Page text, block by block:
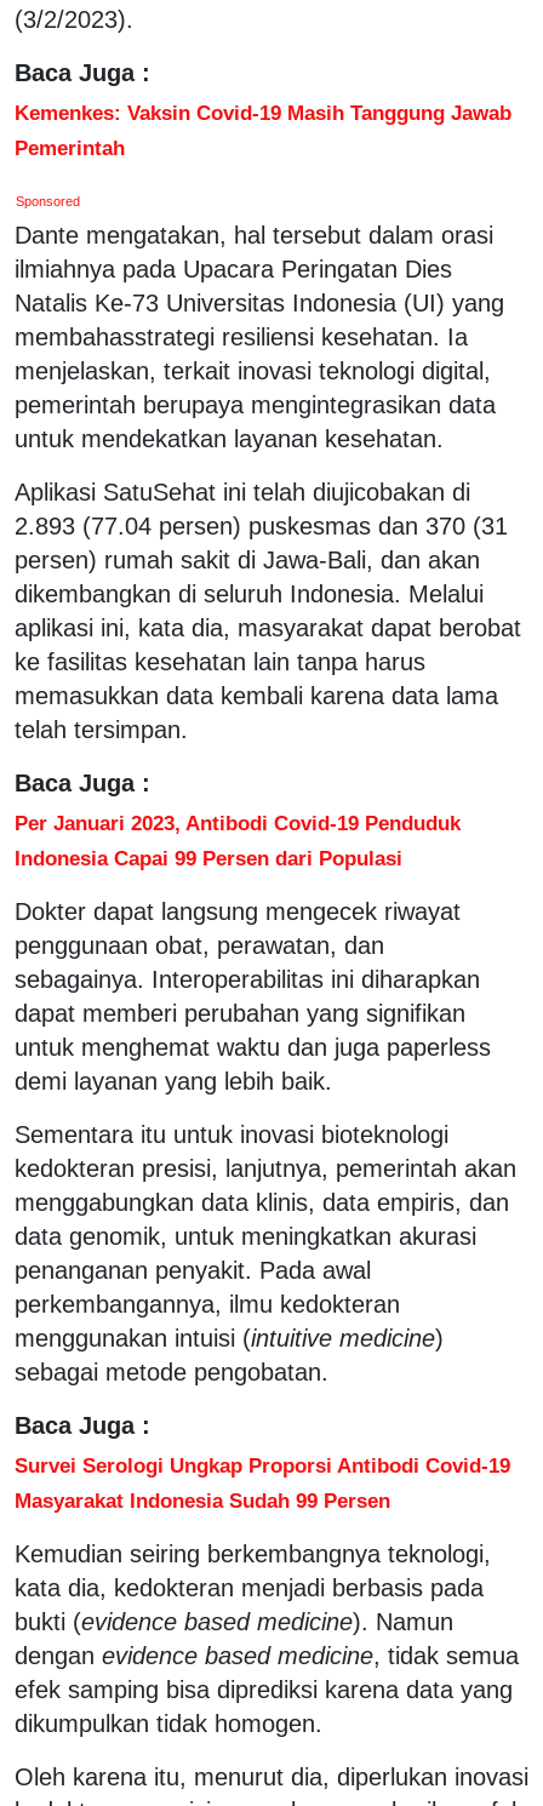
(3/2/2023).
Baca Juga :
Kemenkes: Vaksin Covid-19 Masih Tanggung Jawab
Pemerintah
Sponsored
Dante mengatakan, hal tersebut dalam orasi
ilmiahnya pada Upacara Peringatan Dies
Natalis Ke-73 Universitas Indonesia (UI) yang
membahasstrategi resiliensi kesehatan. Ia
menjelaskan, terkait inovasi teknologi digital,
pemerintah berupaya mengintegrasikan data
untuk mendekatkan layanan kesehatan.
Aplikasi SatuSehat ini telah diujicobakan di
2.893 (77.04 persen) puskesmas dan 370 (31
persen) rumah sakit di Jawa-Bali, dan akan
dikembangkan di seluruh Indonesia. Melalui
aplikasi ini, kata dia, masyarakat dapat berobat
ke fasilitas kesehatan lain tanpa harus
memasukkan data kembali karena data lama
telah tersimpan.
Baca Juga :
Per Januari 2023, Antibodi Covid-19 Penduduk
Indonesia Capai 99 Persen dari Populasi
Dokter dapat langsung mengecek riwayat
penggunaan obat, perawatan, dan
sebagainya. Interoperabilitas ini diharapkan
dapat memberi perubahan yang signifikan
untuk menghemat waktu dan juga paperless
demi layanan yang lebih baik.
Sementara itu untuk inovasi bioteknologi
kedokteran presisi, lanjutnya, pemerintah akan
menggabungkan data klinis, data empiris, dan
data genomik, untuk meningkatkan akurasi
penanganan penyakit. Pada awal
perkembangannya, ilmu kedokteran
menggunakan intuisi (intuitive medicine)
sebagai metode pengobatan.
Baca Juga :
Survei Serologi Ungkap Proporsi Antibodi Covid-19
Masyarakat Indonesia Sudah 99 Persen
Kemudian seiring berkembangnya teknologi,
kata dia, kedokteran menjadi berbasis pada
bukti (evidence based medicine). Namun
dengan evidence based medicine, tidak semua
efek samping bisa diprediksi karena data yang
dikumpulkan tidak homogen.
Oleh karena itu, menurut dia, diperlukan inovasi